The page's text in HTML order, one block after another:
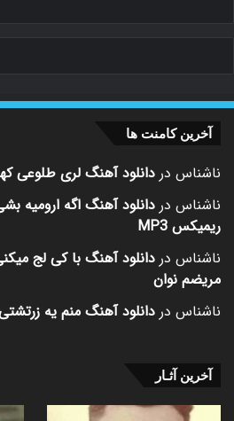
آخرین کامنت ها
ناشناس در دانلود آهنگ لری طلوعی
ناشناس در دانلود آهنگ اگه ارومیه
ریمیکس MP3
ناشناس در دانلود آهنگ با کی لج
مریضم نوان
ناشناس در دانلود آهنگ منم یه
آخرین آثـار